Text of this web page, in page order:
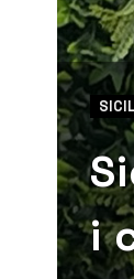
i